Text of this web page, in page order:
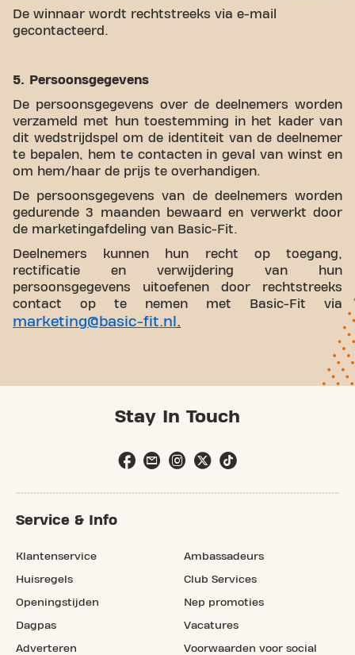
De winnaar wordt rechtstreeks via e-mail
gecontacteerd.
5. Persoonsgegevens
De persoonsgegevens over de deelnemers worden
verzameld met hun toestemming in het kader van
dit wedstrijdspel om de identiteit van de deelnemer
te bepalen, hem te contacten in geval van winst en
om hem/haar de prijs te overhandigen.
De persoonsgegevens van de deelnemers worden
gedurende 3 maanden bewaard en verwerkt door
de marketingafdeling van Basic-Fit.
Deelnemers kunnen hun recht op toegang,
rectificatie en verwijdering van hun
persoonsgegevens uitoefenen door rechtstreeks
contact op te nemen met Basic-Fit via
marketing@basic-fit.nl .
Stay In Touch
Service & Info
Klantenservice
Huisregels
Openingstijden
Dagpas
Adverteren
Ambassadeurs
Club Services
Nep promoties
Vacatures
Voorwaarden voor social